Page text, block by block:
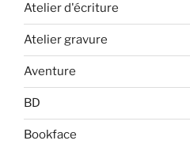
Atelier d'écriture
Atelier gravure
Aventure
BD
Bookface